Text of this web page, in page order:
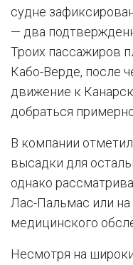
судне
— два
Троих пассажиров
Кабо-Верде, после
движение к
добраться
В компании
высадки для
однако
Лас-Пальмас или
медицинского
Несмотря на